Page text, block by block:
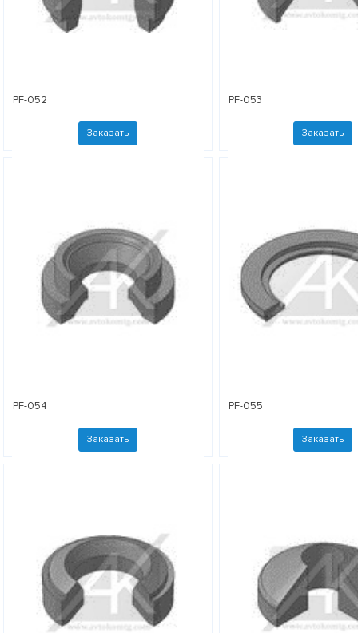
PF-052
Заказать
PF-053
Заказать
PF-054
Заказать
PF-055
Заказать